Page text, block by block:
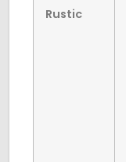
Rustic